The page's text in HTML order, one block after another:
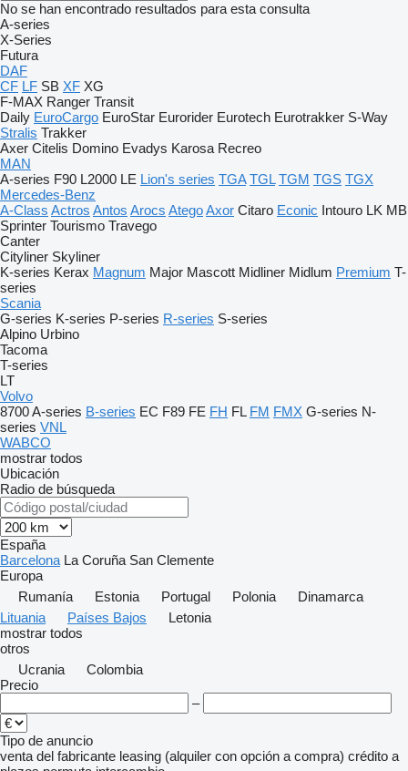
No se han encontrado resultados para esta consulta
A-series
X-Series
Futura
DAF
CF LF SB XF XG
F-MAX Ranger Transit
Daily EuroCargo EuroStar Eurorider Eurotech Eurotrakker S-Way
Stralis Trakker
Axer Citelis Domino Evadys Karosa Recreo
MAN
A-series F90 L2000 LE Lion's series TGA TGL TGM TGS TGX
Mercedes-Benz
A-Class Actros Antos Arocs AtegoAxor Citaro Econic Intouro LK MB
Sprinter Tourismo Travego
Canter
Cityliner Skyliner
K-series Kerax Magnum Major Mascott Midliner Midlum Premium T-
series
Scania
G-series K-series P-series R-series S-series
Alpino Urbino
Tacoma
T-series
LT
Volvo
8700A-series B-series EC F89 FE FH FL FM FMX G-series N-
series VNL
WABCO
mostrar todos
Ubicación
Radio de búsqueda
España
Barcelona La Coruña San Clemente
Europa
Rumanía
Estonia Portugal Polonia
Dinamarca
Lituania
Países Bajos
Letonia
mostrar todos
otros
Ucrania
Colombia
Precio
–
Tipo de anuncio
venta del fabricante leasing (alquiler con opción a compra) crédito a